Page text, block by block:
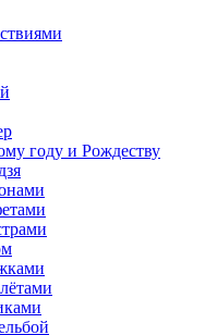
году и Рождеству